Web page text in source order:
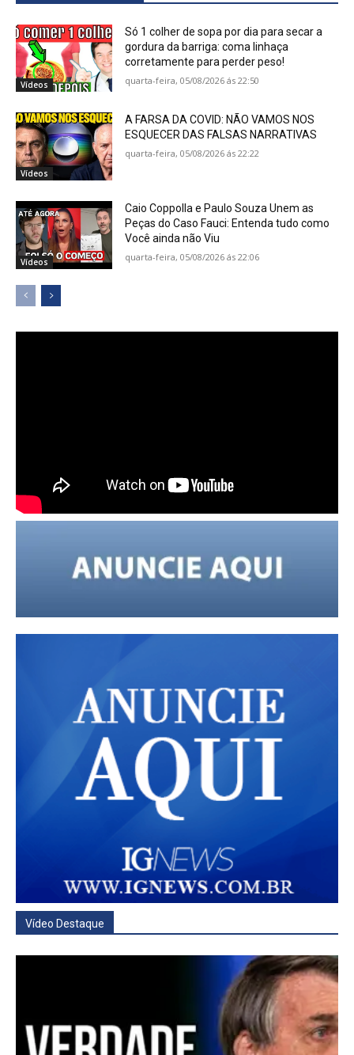
Vídeos
Só 1 colher de sopa por dia para secar a
gordura da barriga: coma linhaça
corretamente para perder peso!
quarta-feira, 05/08/2026 ás 22:50
Vídeos
A FARSA DA COVID: NÃO VAMOS NOS
ESQUECER DAS FALSAS NARRATIVAS
quarta-feira, 05/08/2026 ás 22:22
Vídeos
Caio Coppolla e Paulo Souza Unem as
Peças do Caso Fauci: Entenda tudo como
Você ainda não Viu
quarta-feira, 05/08/2026 ás 22:06
Vídeo Destaque